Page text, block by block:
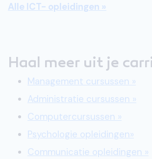
Alle ICT- opleidingen »
Haal meer uit je
Management cursussen »
Administratie cursussen »
Computercursussen »
Psychologie opleidingen»
Communicatie opleidingen »